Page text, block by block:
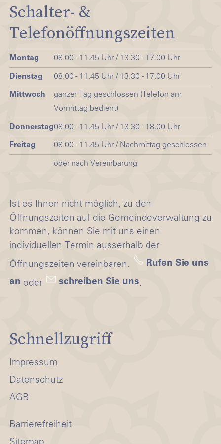
Schalter- &
Telefonöffnungszeiten
Montag 08.00 - 11.45 Uhr / 13.30 - 17.00 Uhr
Dienstag 08.00 - 11.45 Uhr / 13.30 - 17.00 Uhr
Mittwoch
ganzer Tag geschlossen (Telefon am
Vormittag bedient)
Donnerstag08.00 - 11.45 Uhr / 13.30 - 18.00 Uhr
Freitag 08.00 - 11.45 Uhr / Nachmittag geschlossen
oder nach Vereinbarung
Ist es Ihnen nicht möglich, zu den
Öffnungszeiten auf die Gemeindeverwaltung zu
kommen, können Sie mit uns einen
individuellen Termin ausserhalb der
Öffnungszeiten vereinbaren.
Rufen Sie uns
an oder schreiben Sie uns.
Schnellzugriff
Impressum
Datenschutz
AGB
Barrierefreiheit